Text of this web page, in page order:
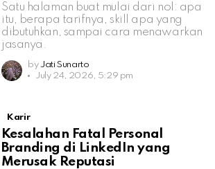
Satu halaman buat mulai dari nol: apa
itu, berapa tarifnya, skill apa yang
dibutuhkan, sampai cara menawarkan
jasanya.
by Jati Sunarto
July 24, 2026, 5:29 pm
Karir
Kesalahan Fatal Personal
Branding di LinkedIn yang
Merusak Reputasi